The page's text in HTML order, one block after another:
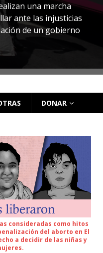
una marcha
ante las injusticias
de un gobierno
DONAR
consideradas como hitos
del aborto en El
a decidir de las niñas y